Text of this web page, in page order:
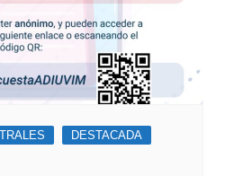
DESTACADA